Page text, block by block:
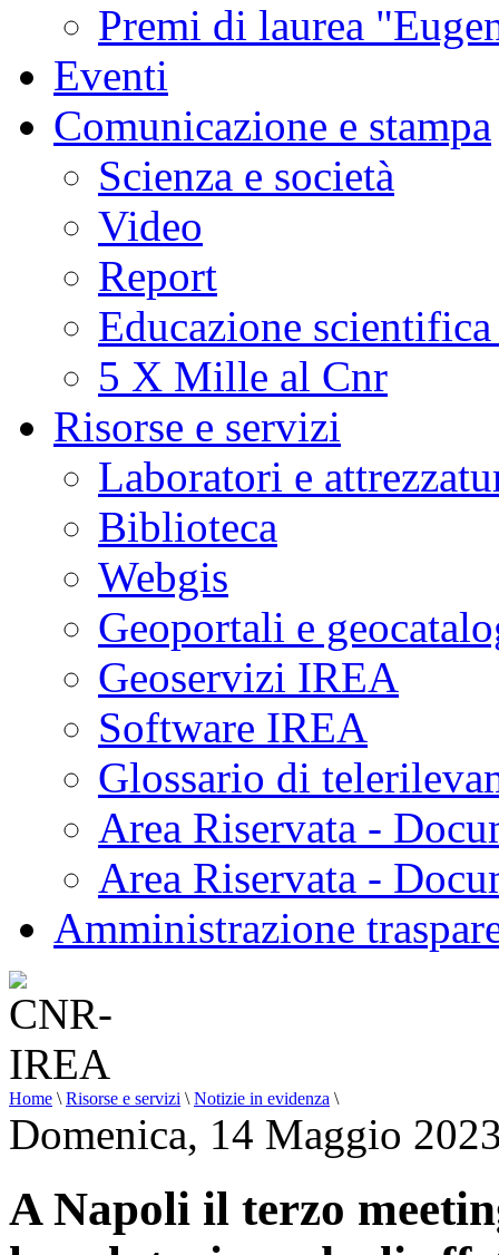
Premi di laurea
Eventi
Comunicazione e stampa
Scienza e società
Video
Report
Educazione
5 X Mille al Cnr
Risorse e servizi
Laboratori e
Biblioteca
Webgis
Geoportali e
Geoservizi IREA
Software IREA
Glossario di
Area Riservata -
Area Riservata -
Amministrazione
Home \ Risorse e servizi \ Notizie in evidenza \
Domenica, 14 Maggio
A Napoli il terzo